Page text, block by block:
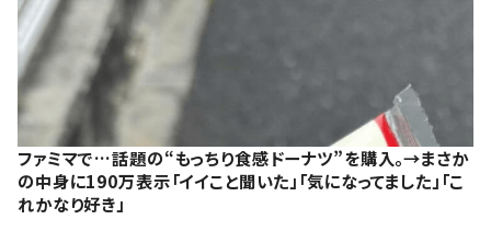
ファミマで…話題の“もっちり食感ドーナツ”を購入。→まさか
の中身に190万表示「イイこと聞いた」「気になってました」「こ
れかなり好き」